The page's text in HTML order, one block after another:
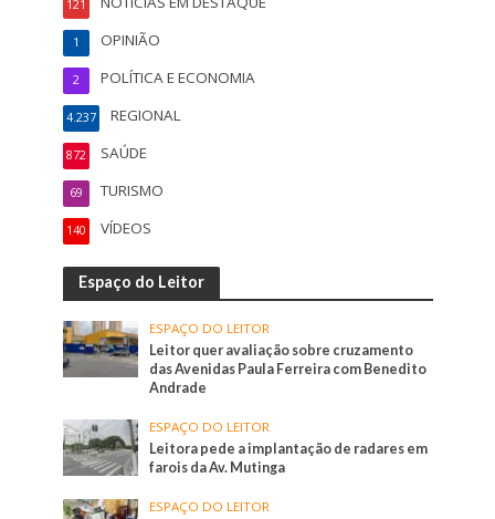
121
OPINIÃO
1
POLÍTICA E ECONOMIA
2
REGIONAL
4.237
SAÚDE
872
TURISMO
69
VÍDEOS
140
Espaço do Leitor
ESPAÇO DO LEITOR
Leitor quer avaliação sobre cruzamento
das Avenidas Paula Ferreira com Benedito
Andrade
ESPAÇO DO LEITOR
Leitora pede a implantação de radares em
farois da Av. Mutinga
ESPAÇO DO LEITOR